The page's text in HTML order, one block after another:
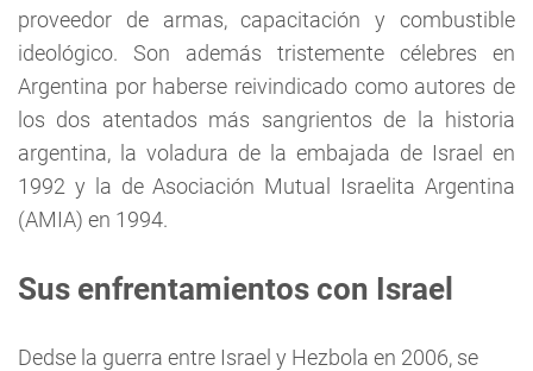
proveedor de armas, capacitación y combustible
ideológico. Son además tristemente célebres en
Argentina por haberse reivindicado como autores de
los dos atentados más sangrientos de la historia
argentina, la voladura de la embajada de Israel en
1992 y la de Asociación Mutual Israelita Argentina
(AMIA) en 1994.
Sus enfrentamientos con Israel
Dedse la guerra entre Israel y Hezbola en 2006, se